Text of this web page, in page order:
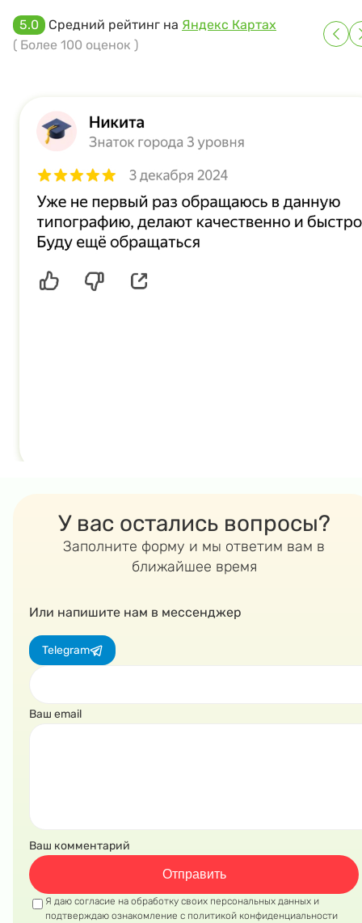
5.0 Средний рейтинг на Яндекс Картах
( Более 100 оценок )
У вас остались вопросы?
Заполните форму и мы ответим вам в
ближайшее время
Или напишите нам в мессенджер
Telegram
Ваш email
Ваш комментарий
Отправить
Я даю согласие на обработку своих персональных данных и
подтверждаю ознакомление с политикой конфиденциальности